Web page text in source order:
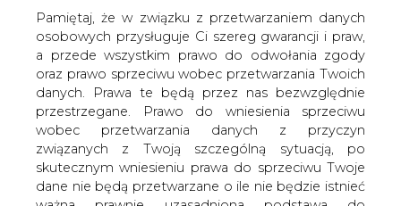
będą przetwarzane w celu marketingu własnego
po zgłoszeniu sprzeciwu. Jeżeli więc nie zgadzasz
się z naszą oceną niezbędności przetwarzania
Twoich danych lub masz inne zastrzeżenia w tym
zakresie, koniecznie zgłoś sprzeciw lub prześlij nam
swoje zastrzeżenia na adres Inspektora Ochrony
Danych Osobowych pod adres
iod@are.waw.pl
Wycofanie zgody nie wpływa na zgodność z
prawem przetwarzania dokonanego przed jej
wycofaniem.
Projektowana nowelizacja przewiduje szereg zmian w
regulacjach odgrywających znaczącą rolę w procesach
inwestycyjnych w Polsce, zwłaszcza w takich branżach jak
energetyka i infrastruktura.
Projekt Ustawy stanowi przede wszystkim transpozycję
zmian, jakie – w dyrektywie Parlamentu Europejskiego i
Rady 2011/92/UE z dnia 13 grudnia 2011 r. w sprawie oceny
skutków wywieranych przez niektóre przedsięwzięcia
publiczne i prywatne na środowisko ( "Dyrektywa
2011/92"
) – wprowadziła nowelizująca ją dyrektywa